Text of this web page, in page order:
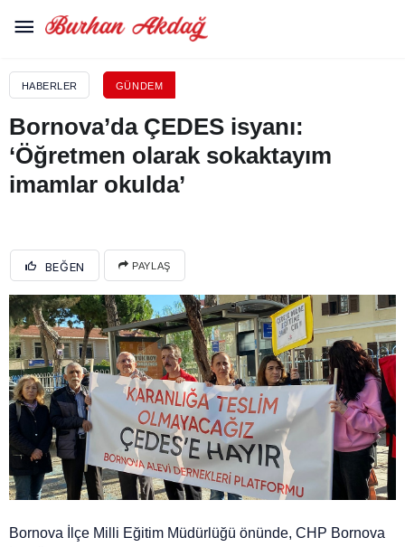
HABERLER GÜNDEM
Bornova’da ÇEDES isyanı:
‘Öğretmen olarak sokaktayım
imamlar okulda’
BEĞEN PAYLAŞ
Bornova İlçe Milli Eğitim Müdürlüğü önünde, CHP Bornova